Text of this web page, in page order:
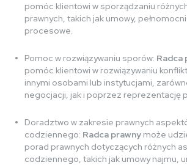
pomóc klientowi w sporządzaniu
prawnych, takich jak umowy,
procesowe.
Pomoc w rozwiązywaniu sporów: Radca
pomóc klientowi w rozwiązywaniu
innymi osobami lub instytucjami,
negocjacji, jak i poprzez reprezentację
Doradztwo w zakresie prawnych
codziennego: Radca prawny może
porad prawnych dotyczących różnych
codziennego, takich jak umowy najmu,